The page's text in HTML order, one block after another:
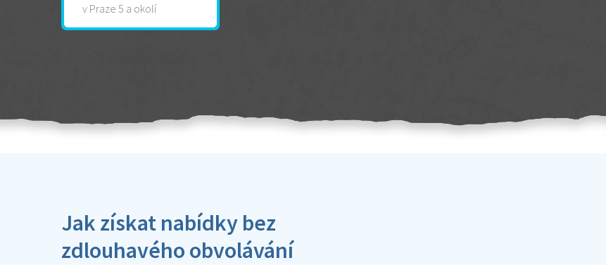
v Praze 5 a okolí
Jak získat nabídky bez
zdlouhavého obvolávání